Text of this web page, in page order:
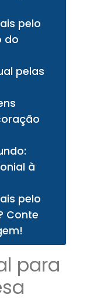
pelo
do
pelas
à
pelo
Conte
para